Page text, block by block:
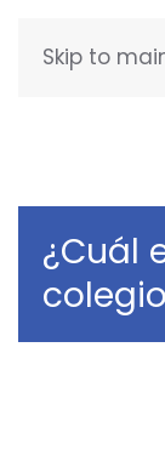
Skip to
¿Cuál